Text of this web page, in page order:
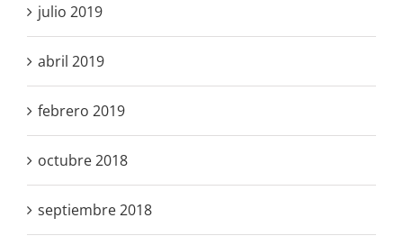
julio 2019
abril 2019
febrero 2019
octubre 2018
septiembre 2018